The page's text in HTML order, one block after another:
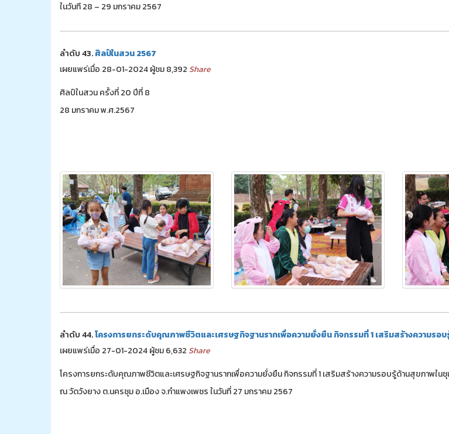
ในวันที 28 – 29 มกราคม 2567
ลำดับ 43.ศิลป์ในสวน 2567
เผยแพร่เมื่อ 28-01-2024 ผู้ชม 8,392 Share
ศิลป์ในสวน ครั้งที่ 20 ปีที่ 8
28 มกราคม พ.ศ.2567
ลำดับ 44.โครงการยกระดับคุณภาพชีวิตและเศรษฐกิจฐานรากเพื่อความยั่งยืน กิจกรรมที่ 1 เสริมสร้างความรอ
เผยแพร่เมื่อ 27-01-2024 ผู้ชม 6,632 Share
โครงการยกระดับคุณภาพชีวิตและเศรษฐกิจฐานรากเพื่อความยั่งยืน กิจกรรมที่ 1 เสริมสร้างความรอบรู้ด้านสุขภาพใน
ณ วัดวังยาง ต.นครชุม อ.เมือง จ.กำแพงเพชร ในวันที่ 27 มกราคม 2567